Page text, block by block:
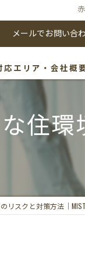
メールでお問い合
応エリア・会社概
住
リスクと対策方法｜